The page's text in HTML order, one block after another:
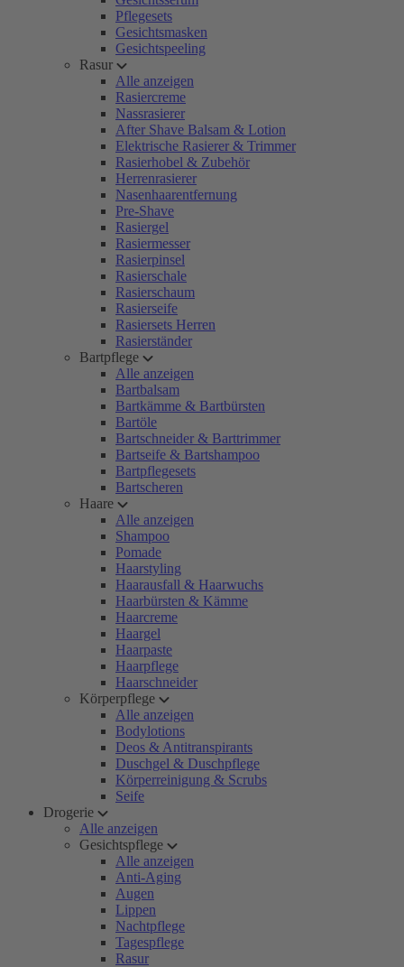
Pflegesets
Gesichtsmasken
Gesichtspeeling
Rasur
Alle anzeigen
Rasiercreme
Nassrasierer
After Shave Balsam & Lotion
Elektrische Rasierer & Trimmer
Rasierhobel & Zubehör
Herrenrasierer
Nasenhaarentfernung
Pre-Shave
Rasiergel
Rasiermesser
Rasierpinsel
Rasierschale
Rasierschaum
Rasierseife
Rasiersets Herren
Rasierständer
Bartpflege
Alle anzeigen
Bartbalsam
Bartkämme & Bartbürsten
Bartöle
Bartschneider & Barttrimmer
Bartseife & Bartshampoo
Bartpflegesets
Bartscheren
Haare
Alle anzeigen
Shampoo
Pomade
Haarstyling
Haarausfall & Haarwuchs
Haarbürsten & Kämme
Haarcreme
Haargel
Haarpaste
Haarpflege
Haarschneider
Körperpflege
Alle anzeigen
Bodylotions
Deos & Antitranspirants
Duschgel & Duschpflege
Körperreinigung & Scrubs
Seife
Drogerie
Alle anzeigen
Gesichtspflege
Alle anzeigen
Anti-Aging
Augen
Lippen
Nachtpflege
Tagespflege
Rasur